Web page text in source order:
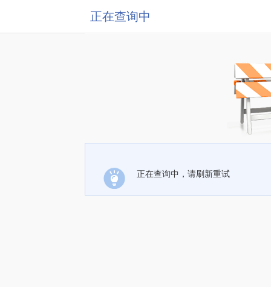
正在查询中
正在查询中，请刷新重试